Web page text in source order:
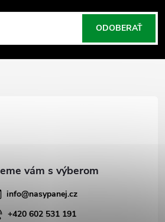
ODOBERAŤ
info@nasypanej.cz
+420 602 531 191